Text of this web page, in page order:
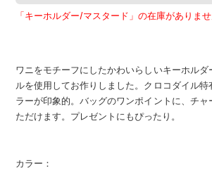
「キーホルダー/マスタード」の在庫がありませ
ワニをモチーフにしたかわいらしいキーホルダ
ルを使用してお作りしました。クロコダイル特
ラーが印象的。バッグのワンポイントに、チャ
ただけます。プレゼントにもぴったり。
カラー：